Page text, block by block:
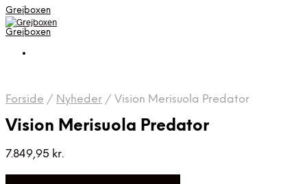
Grejboxen
Grejboxen
Forside / Nyheder / Vision Merisuola Predator
Vision Merisuola Predator
7.849,95 kr.